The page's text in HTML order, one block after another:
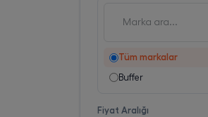
Tüm markalar
Buffer
Fiyat Aralığı